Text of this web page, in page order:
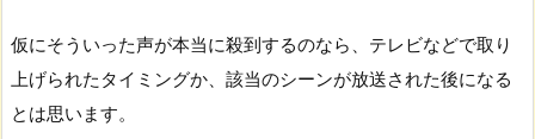
仮にそういった声が本当に殺到するのなら、テレビなどで取り
上げられたタイミングか、該当のシーンが放送された後になる
とは思います。